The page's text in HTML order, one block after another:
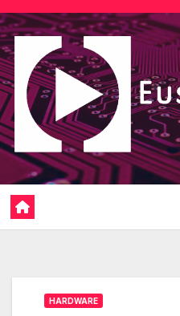
Saltar
al
contenido
HARDWARE